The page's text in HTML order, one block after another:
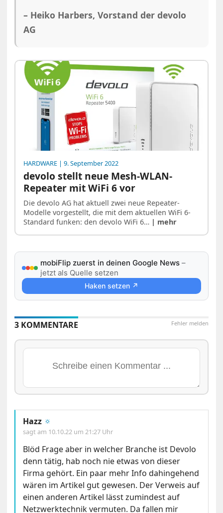
– Heiko Harbers, Vorstand der devolo
AG
HARDWARE | 9. September 2022
devolo stellt neue Mesh-WLAN-
Repeater mit WiFi 6 vor
Die devolo AG hat aktuell zwei neue Repeater-
Modelle vorgestellt, die mit dem aktuellen WiFi 6-
Standard funken: den devolo WiFi 6… | mehr
mobiFlip zuerst in deinen Google News –
jetzt als Quelle setzen
Haken setzen ↗
Fehler melden
3 KOMMENTARE
Hazz 🔅
sagt am 10.10.22 um 21:27 Uhr
Blöd Frage aber in welcher Branche ist Devolo
denn tätig, hab noch nie etwas von dieser
Firma gehört. Ein paar mehr Info dahingehend
wären im Artikel gut gewesen. Der Verweis auf
einen anderen Artikel lässt zumindest auf
Netzwerktechnik vermuten. Da fallen mir